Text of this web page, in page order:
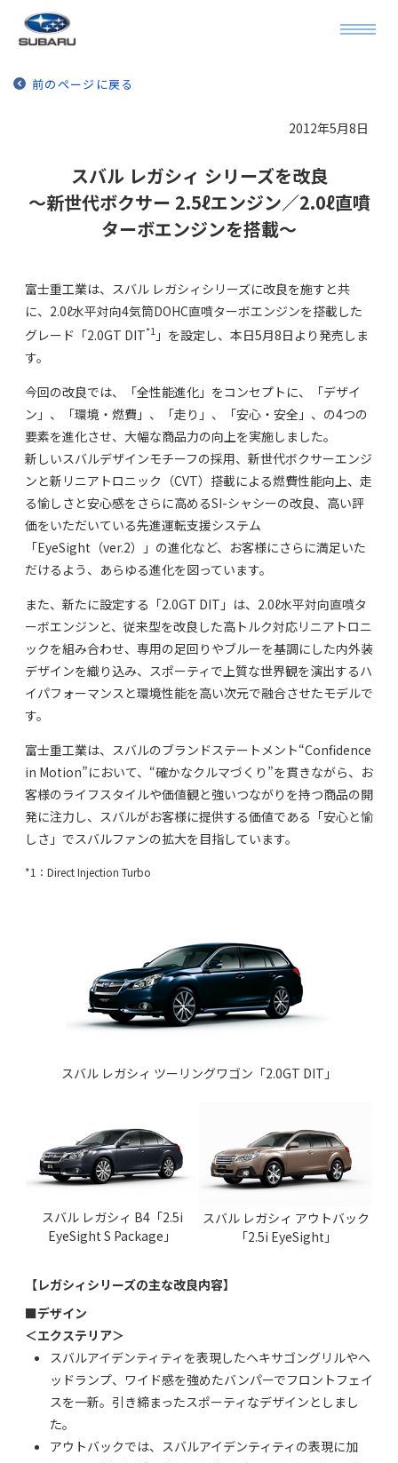
前のページに戻る
2012年5月8日
スバル レガシィ シリーズを改良
～新世代ボクサー 2.5ℓエンジン／2.0ℓ直噴
ターボエンジンを搭載～
富士重工業は、スバル レガシィシリーズに改良を施すと共
に、2.0ℓ水平対向4気筒DOHC直噴ターボエンジンを搭載した
グレード「2.0GT DIT*1 」を設定し、本日5月8日より発売しま
す。
今回の改良では、「全性能進化」をコンセプトに、「デザイ
ン」、「環境・燃費」、「走り」、「安心・安全」、の4つの
要素を進化させ、大幅な商品力の向上を実施しました。
新しいスバルデザインモチーフの採用、新世代ボクサーエンジ
ンと新リニアトロニック（CVT）搭載による燃費性能向上、走
る愉しさと安心感をさらに高めるSI-シャシーの改良、高い評
価をいただいている先進運転支援システム
「EyeSight（ver.2）」の進化など、お客様にさらに満足いた
だけるよう、あらゆる進化を図っています。
また、新たに設定する「2.0GT DIT」は、2.0ℓ水平対向直噴タ
ーボエンジンと、従来型を改良した高トルク対応リニアトロニ
ックを組み合わせ、専用の足回りやブルーを基調にした内外装
デザインを織り込み、スポーティで上質な世界観を演出するハ
イパフォーマンスと環境性能を高い次元で融合させたモデルで
す。
富士重工業は、スバルのブランドステートメント“Confidence
in Motion”において、“確かなクルマづくり”を貫きながら、お
客様のライフスタイルや価値観と強いつながりを持つ商品の開
発に注力し、スバルがお客様に提供する価値である「安心と愉
しさ」でスバルファンの拡大を目指しています。
*1：Direct Injection Turbo
スバル レガシィ ツーリングワゴン「2.0GT DIT」
スバル レガシィ B4「2.5i
EyeSight S Package」
スバル レガシィ アウトバック
「2.5i EyeSight」
【レガシィシリーズの主な改良内容】
■デザイン
＜エクステリア＞
スバルアイデンティティを表現したヘキサゴングリルやヘ
ッドランプ、ワイド感を強めたバンパーでフロントフェイ
スを一新。引き締まったスポーティなデザインとしまし
た。
アウトバックでは、スバルアイデンティティの表現に加